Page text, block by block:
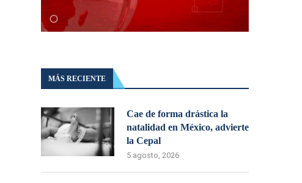
MÁS RECIENTE
Cae de forma drástica la
natalidad en México, advierte
la Cepal
5 agosto, 2026